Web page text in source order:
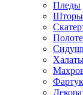
Пледы
Шторы